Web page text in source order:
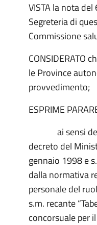
VISTA la nota
Segreteria di
Commissione
CONSIDERATO
le Province
provvedimento;
ESPRIME
ai sensi
decreto del
gennaio 1998 e
dalla normativa
personale del
s.m. recante
concorsuale per